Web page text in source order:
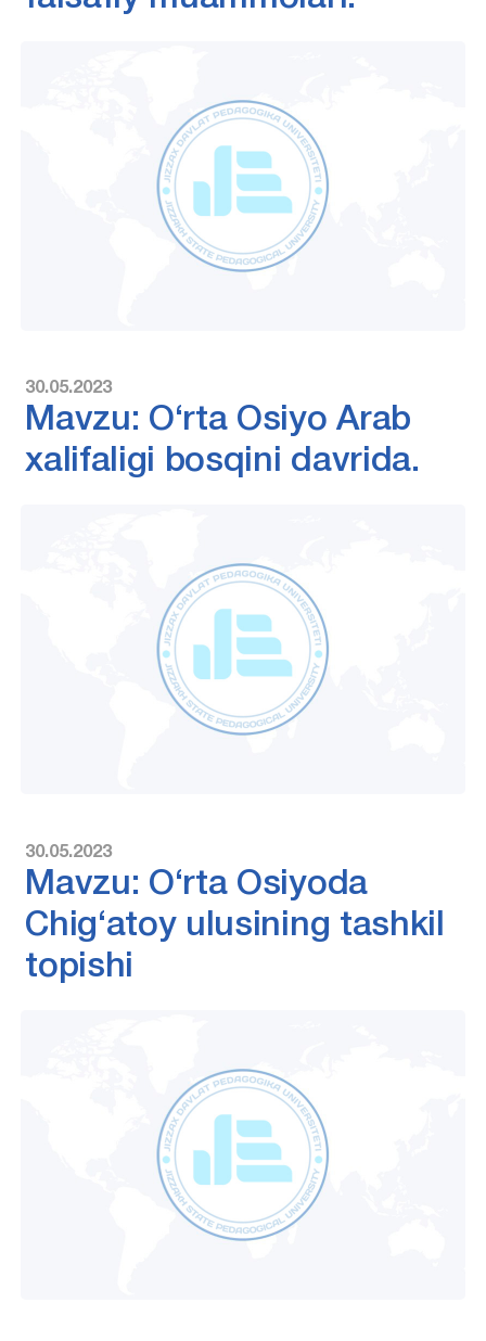
30.05.2023
Mavzu: O‘rta Osiyo Arab
xalifaligi bosqini davrida.
30.05.2023
Mavzu: O‘rta Osiyoda
Chig‘atoy ulusining tashkil
topishi